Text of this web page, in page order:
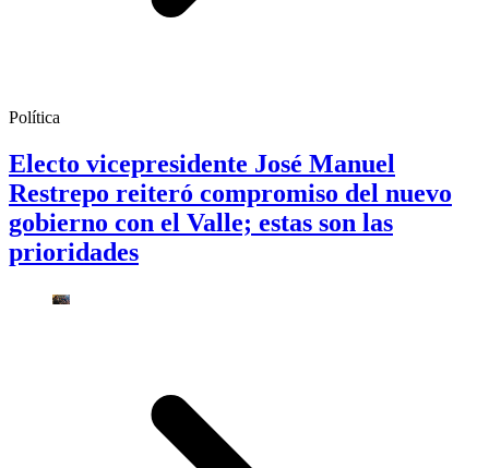
Política
Electo vicepresidente José Manuel
Restrepo reiteró compromiso del nuevo
gobierno con el Valle; estas son las
prioridades